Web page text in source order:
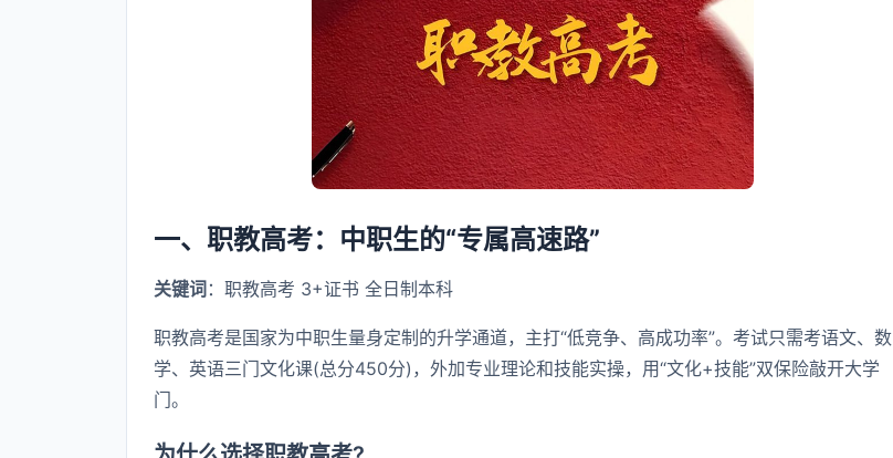
一、职教高考：中职生的“专属高速路”
关键词：职教高考 3+证书 全日制本科
职教高考是国家为中职生量身定制的升学通道，主打“低竞争、高成功率”。考试只需考语文、数
学、英语三门文化课(总分450分)，外加专业理论和技能实操，用“文化+技能”双保险敲开大学
门。